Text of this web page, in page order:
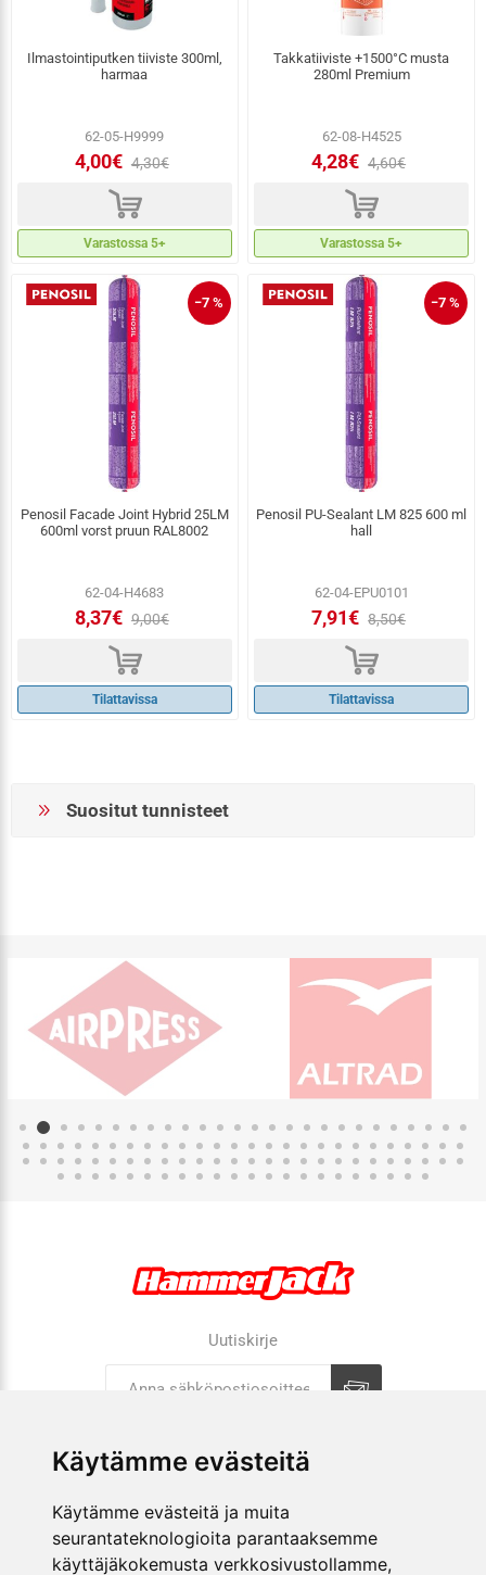
Käytämme evästeitä
Käytämme evästeitä ja muita
seurantateknologioita parantaaksemme
käyttäjäkokemusta verkkosivustollamme,
Ilmastointiputken tiiviste 300ml,
harmaa
62-05-H9999
4,00€ 4,30€
d
Varastossa 5+
Takkatiiviste +1500°C musta
280ml Premium
62-08-H4525
4,28€ 4,60€
d
Varastossa 5+
−7 %
Penosil Facade Joint Hybrid 25LM
600ml vorst pruun RAL8002
62-04-H4683
8,37€ 9,00€
d
Tilattavissa
−7 %
Penosil PU-Sealant LM 825 600 ml
hall
62-04-EPU0101
7,91€ 8,50€
d
Tilattavissa
Suositut tunnisteet
Uutiskirje
YRITYS
VERKKOKAUPPA